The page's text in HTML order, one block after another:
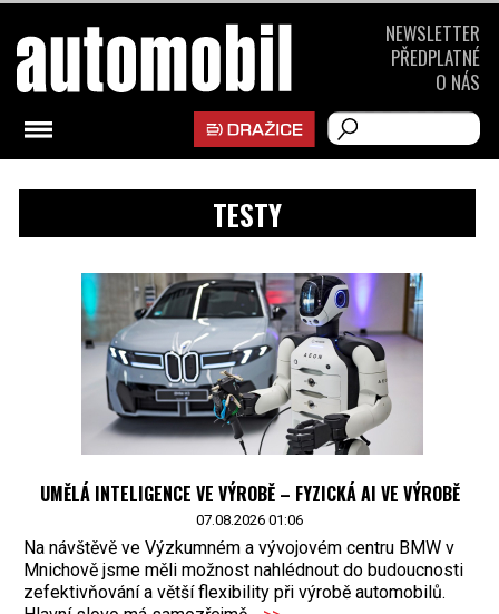
TESTY
UMĚLÁ INTELIGENCE VE VÝROBĚ – FYZICKÁ AI VE VÝROBĚ
07.08.2026 01:06
Na návštěvě ve Výzkumném a vývojovém centru BMW v
Mnichově jsme měli možnost nahlédnout do budoucnosti
zefektivňování a větší flexibility při výrobě automobilů.
NEWSLETTER
PŘEDPLATNÉ
O NÁS